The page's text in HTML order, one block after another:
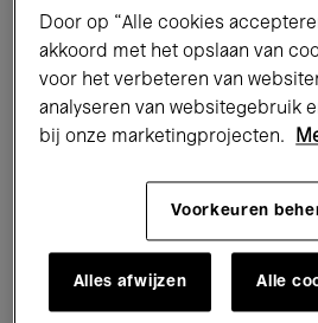
Tentoonstellingen Films
Performances Lezingen
Jazz Klassieke Muziek
Elektronische Muziek
Voor iedereen Kids’
Door op “Alle cookies
akkoord met het opslaan van
voor het verbeteren van
analyseren van websitegebruik
bij onze marketingprojecten.
Voorkeuren
Alles afwijzen Alle